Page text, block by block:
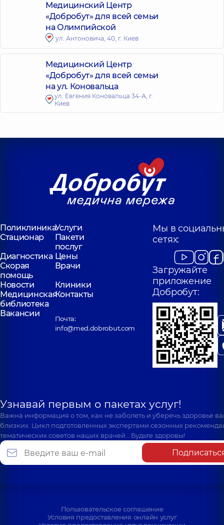
Медицинский Центр
«Добробут» для всей семьи
на Олимпийской
ул. Антоновича, 40, г. Киев
Медицинский Центр
«Добробут» для всей семьи
на ул. Коновальца
ул. Евгения Коновальца 34-А, г.
Киев
ПоликлиникаУслуги
Стационар
Пакети
послуг
Диагностика Цены
Скорая
помощь
Врачи
Новости
Клиники
Медицинская
библиотека
Контакты
Вакансии
Почта:
info@med.dobrobut.com
Мы в
сетях:
Загружайте
приложение
Добробут:
Узнавай первым о пакетах услуг!
Важна информация о том, как не заболеть и уберечь здоровье
близких. Цикл подготовленных экспертами сезонных
тематических советов наших врачей… Будьте здоровы!
Пользовательское соглашение
Условия предоставления онлайн услуг